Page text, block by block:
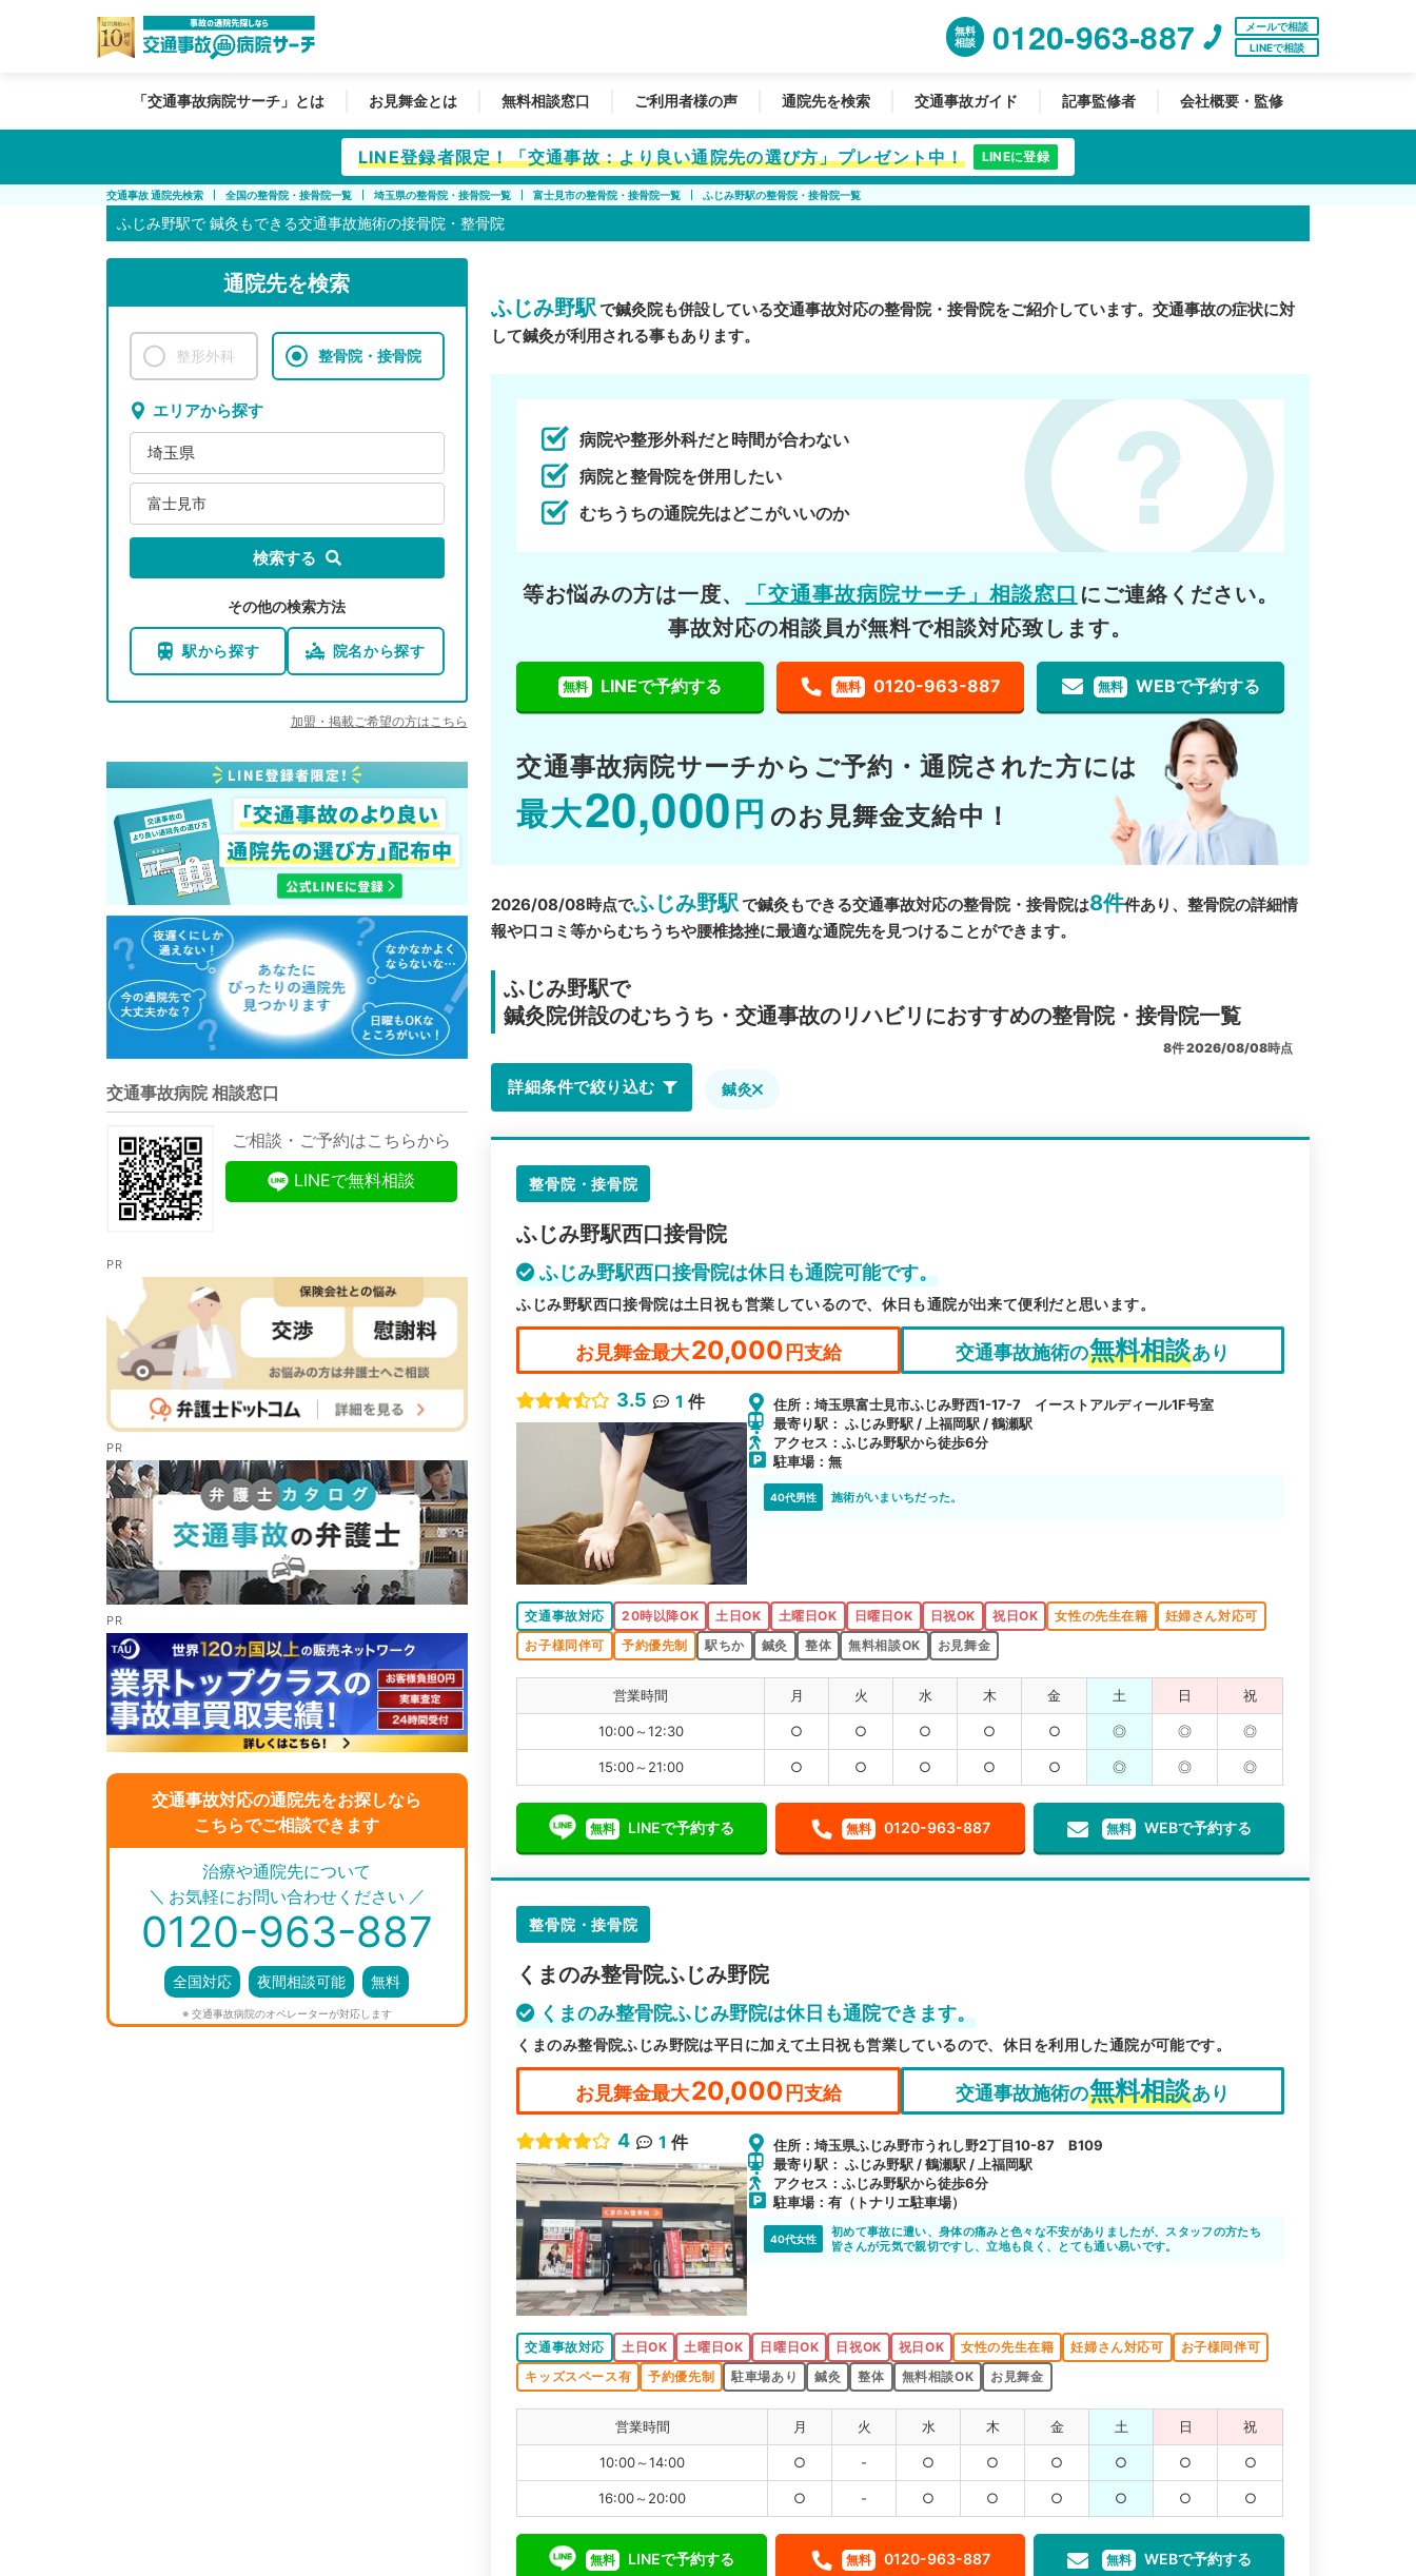
無料
相談
0120-963-887
メールで相談
LINEで相談
「交通事故病院サーチ」とは お見舞金とは 無料相談窓口 ご利用者様の声 通院先を検索 交通事故ガイド 記事監修者 会社概要・監修
LINE登録者限定！「交通事故：より良い通院先の選び方」プレゼント中！ LINEに登録
交通事故 通院先検索 全国の整骨院・接骨院一覧 埼玉県の整骨院・接骨院一覧 富士見市の整骨院・接骨院一覧 ふじみ野駅の整骨院・接骨院一覧
ふじみ野駅で 鍼灸もできる交通事故施術の接骨院・整骨院
通院先を検索
整形外科 整骨院・接骨院
エリアから探す
埼玉県
富士見市
検索する
その他の検索方法
駅から探す 院名から探す
加盟・掲載ご希望の方はこちら
交通事故病院 相談窓口
ご相談・ご予約はこちらから
LINEで無料相談
交通事故対応の通院先をお探しなら
こちらでご相談できます
＼ ／
治療や通院先について
お気軽にお問い合わせください
0120-963-887
全国対応 夜間相談可能 無料
※ 交通事故病院のオペレーターが対応します
ふじみ野駅で鍼灸院も併設している交通事故対応の整骨院・接骨院をご紹介しています。交通事故の症状に対
して鍼灸が利用される事もあります。
病院や整形外科だと時間が合わない
病院と整骨院を併用したい
むちうちの通院先はどこがいいのか
等お悩みの方は一度、 「交通事故病院サーチ」相談窓口 にご連絡ください。
事故対応の相談員が無料で相談対応致します。
無料 LINEで予約する 無料 0120-963-887 無料 WEBで予約する
交通事故病院サーチから ご予約・通院された方には
最大20,000 円 のお見舞金支給中！
2026/08/08時点でふじみ野駅で鍼灸もできる交通事故対応の整骨院・接骨院は8件件あり、整骨院の詳細情
報や口コミ等からむちうちや腰椎捻挫に最適な通院先を見つけることができます。
ふじみ野駅で
鍼灸院併設のむちうち・交通事故のリハビリにおすすめの整骨院・接骨院一覧
8件2026/08/08時点
詳細条件で絞り込む 鍼灸
整骨院・接骨院
ふじみ野駅西口接骨院
ふじみ野駅西口接骨院は休日も通院可能です。
ふじみ野駅西口接骨院は土日祝も営業しているので、休日も通院が出来て便利だと思います。
お見舞金最大20,000円支給 交通事故施術の無料相談あり
3.5 1 件
住所：埼玉県富士見市ふじみ野西1-17-7 イーストアルディール1F号室
最寄り駅： ふじみ野駅 / 上福岡駅 / 鶴瀬駅
アクセス：ふじみ野駅から徒歩6分
駐車場：無
40代男性 施術がいまいちだった。
交通事故対応 20時以降OK 土日OK 土曜日OK 日曜日OK 日祝OK 祝日OK 女性の先生在籍
妊婦さん対応可
お子様同伴可
予約優先制 駅ちか 鍼灸 整体 無料相談OK お見舞金
営業時間 月 火 水 木 金 土 日 祝
10:00～12:30 ○ ○ ○ ○ ○ ◎ ◎ ◎
15:00～21:00 ○ ○ ○ ○ ○ ◎ ◎ ◎
無料 LINEで予約する 無料 0120-963-887 無料 WEBで予約する
整骨院・接骨院
くまのみ整骨院ふじみ野院
くまのみ整骨院ふじみ野院は休日も通院できます。
くまのみ整骨院ふじみ野院は平日に加えて土日祝も営業しているので、休日を利用した通院が可能です。
お見舞金最大20,000 円支給 交通事故施術の無料相談あり
4 1 件
住所：埼玉県ふじみ野市うれし野2丁目10-87 B109
最寄り駅： ふじみ野駅 / 鶴瀬駅 / 上福岡駅
アクセス：ふじみ野駅から徒歩6分
駐車場：有（トナリエ駐車場）
40代女性
初めて事故に遭い、身体の痛みと色々な不安がありましたが、スタッフの方たち
皆さんが元気で親切ですし、立地も良く、とても通い易いです。
交通事故対応 土日OK 土曜日OK 日曜日OK 日祝OK 祝日OK 女性の先生在籍 妊婦さん対応可
お子様同伴可
キッズスペース有
予約優先制 駐車場あり 鍼灸 整体 無料相談OK お見舞金
営業時間 月 火 水 木 金 土 日 祝
10:00～14:00 ○ - ○ ○ ○ ○ ○ ○
16:00～20:00 ○ - ○ ○ ○ ○ ○ ○
無料 LINEで予約する 無料 0120-963-887 無料 WEBで予約する